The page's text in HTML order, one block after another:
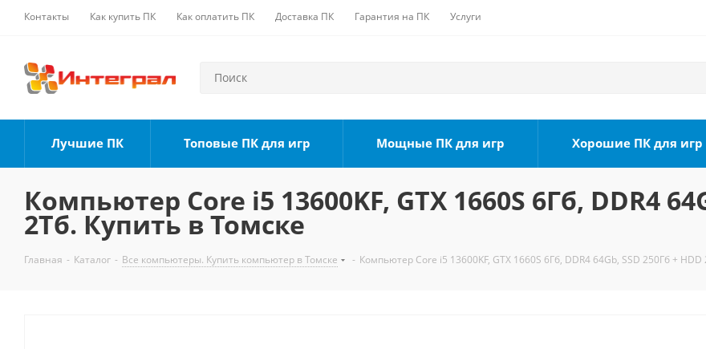
Контакты Как купить ПК Как оплатить ПК Доставка ПК Гарантия на ПК Услуги
Лучшие ПК Топовые ПК для игр Мощные ПК для игр Хорошие ПК для игр
Компьютер Core i5 13600KF, GTX 1660S 6Гб, DDR4
2Тб. Купить в Томске
Главная - Каталог - Все компьютеры. Купить компьютер в Томске - Компьютер Core i5 13600KF, GTX 1660S 6Гб, DDR4 64Gb, SSD 250Гб +